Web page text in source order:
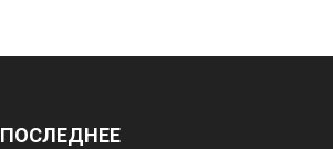
ПОСЛЕДНЕЕ